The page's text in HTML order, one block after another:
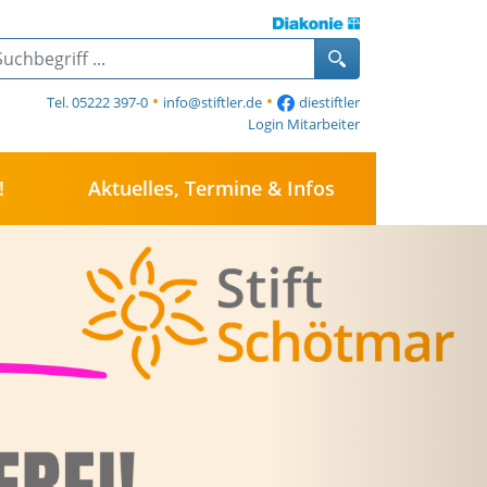
Tel. 05222 397-0 • info@stiftler.de •
diestiftler
Login Mitarbeiter
Aktuelles, Termine & Infos
Das Ev.